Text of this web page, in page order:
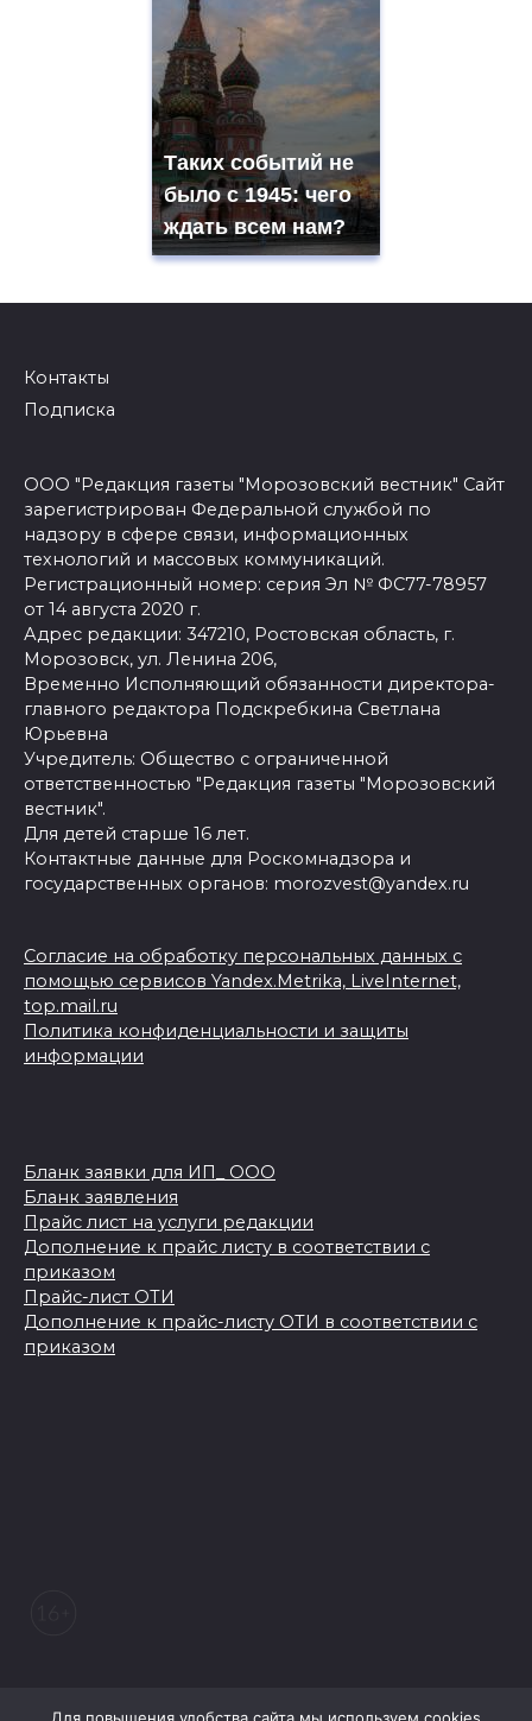
Таких событий не
было с 1945: чего
ждать всем нам?
Контакты
Подписка
ООО "Редакция газеты "Морозовский вестник" Сайт
зарегистрирован Федеральной службой по
надзору в сфере связи, информационных
технологий и массовых коммуникаций.
Регистрационный номер: серия Эл № ФС77-78957
от 14 августа 2020 г.
Адрес редакции: 347210, Ростовская область, г.
Морозовск, ул. Ленина 206,
Временно Исполняющий обязанности директора-
главного редактора Подскребкина Светлана
Юрьевна
Учредитель: Общество с ограниченной
ответственностью "Редакция газеты "Морозовский
вестник".
Для детей старше 16 лет.
Контактные данные для Роскомнадзора и
государственных органов: morozvest@yandex.ru
Согласие на обработку персональных данных с
помощью сервисов Yandex.Metrika, LiveInternet,
top.mail.ru
Политика конфиденциальности и защиты
информации
Бланк заявки для ИП_ ООО
Бланк заявления
Прайс лист на услуги редакции
Дополнение к прайс листу в соответствии с
приказом
Прайс-лист ОТИ
Дополнение к прайс-листу ОТИ в соответствии с
приказом